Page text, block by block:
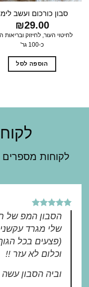
סבון כורכום ועשב
₪29.00
לחיטוי העור, לחיזוק ובריאות
כ-100 גר'
הוספה לסל
לקוחות מספרים
הסבון המפ של
שלי מגרד
(פצעים בכל
וכלום לא עזר !!
וביה הסבון